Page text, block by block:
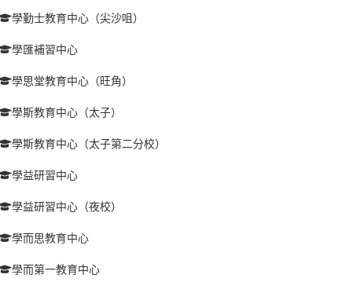
學勤士教育中心（尖沙咀）
學匯補習中心
學思堂教育中心（旺角）
學斯教育中心（太子）
學斯教育中心（太子第二分校）
學益研習中心
學益研習中心（夜校）
學而思教育中心
學而第一教育中心